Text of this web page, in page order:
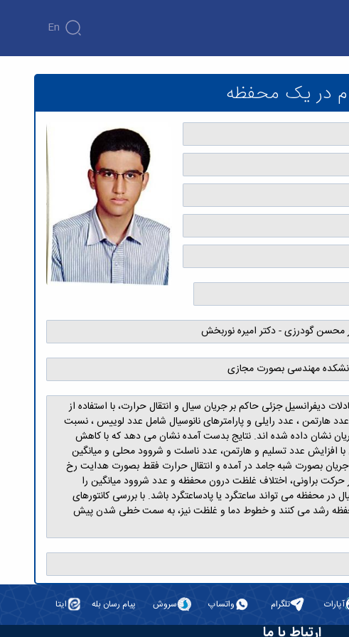
En
در یک محفظه
محسن گودرزی - دکتر امیره نوربخش
مهندسی بصورت مجازی
دیفرانسیل جزئی حاکم بر جریان سیال و انتقال حرارت، با استفاده از
هارتمن ، عدد رایلی و پارامترهای نانوسیال شامل عدد لوییس ، نسبت
نشان داده شده اند. نتایج بدست آمده نشان می دهد که با کاهش
افزایش عدد تسلیم و هارتمن، عدد ناسلت و شروود محلی و میانگین
جریان بصورت شبه جامد در آمده و انتقال حرارت فقط بصورت هدایت رخ
براونی، اختلاف غلظت درون محفظه و عدد شروود میانگین را
می تواند ساعتگرد یا پادساعتگرد باشد. با بررسی کانتورهای
رشد می کنند و خطوط دما و غلظت نیز، به سمت خطی شدن پیش
آپارات تلگرام واتساپ سروش پیام رسان بله ایتا
ارتباط با ما